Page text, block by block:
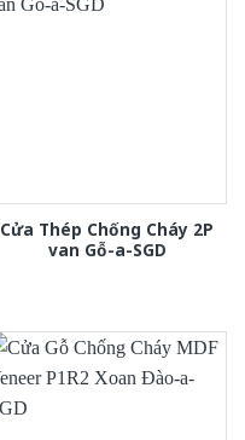
Cửa Thép Chống Cháy 2P
van Gỗ-a-SGD